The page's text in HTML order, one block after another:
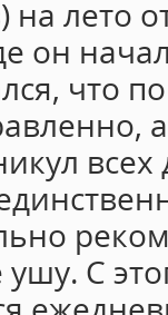
на лето
он
что
всех
ушу. С